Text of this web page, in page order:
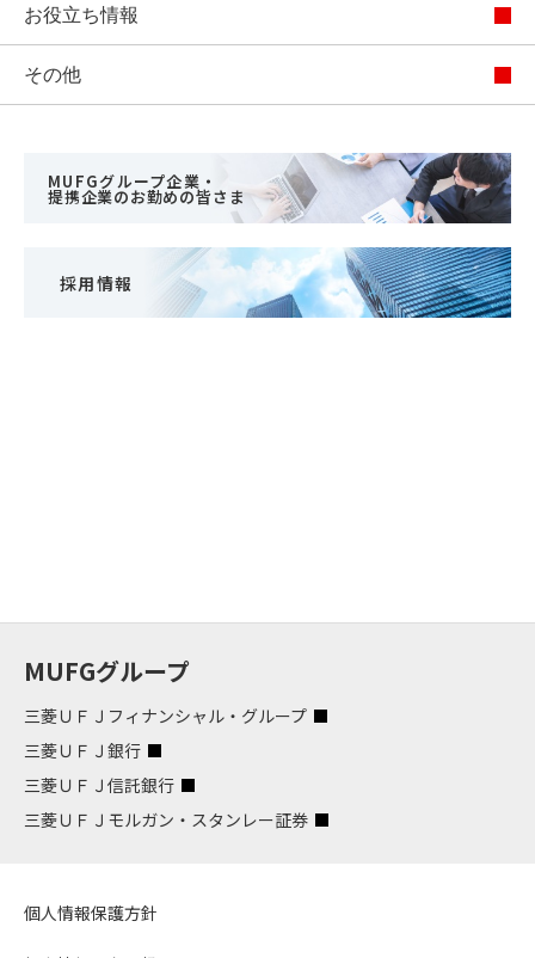
お役立ち情報
その他
MUFGグループ企業・
提携企業のお勤めの皆さま
採用情報
MUFGグループ
三菱ＵＦＪフィナンシャル・グループ
三菱ＵＦＪ銀行
三菱ＵＦＪ信託銀行
三菱ＵＦＪモルガン・スタンレー証券
個人情報保護方針